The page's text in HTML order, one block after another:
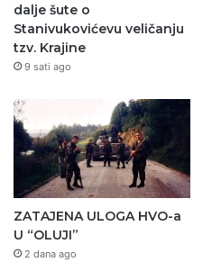
dalje šute o
Stanivukovićevu veličanju
tzv. Krajine
9 sati ago
ZATAJENA ULOGA HVO-a
U “OLUJI”
2 dana ago